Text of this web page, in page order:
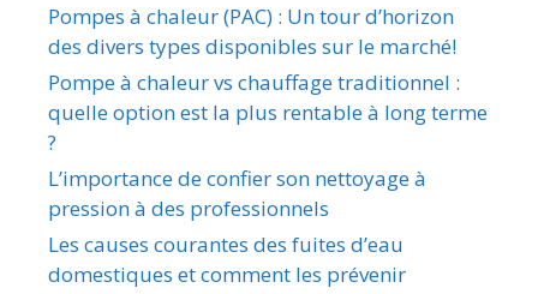
Pompes à chaleur (PAC) : Un tour d’horizon
des divers types disponibles sur le marché!
Pompe à chaleur vs chauffage traditionnel :
quelle option est la plus rentable à long terme
?
L’importance de confier son nettoyage à
pression à des professionnels
Les causes courantes des fuites d’eau
domestiques et comment les prévenir